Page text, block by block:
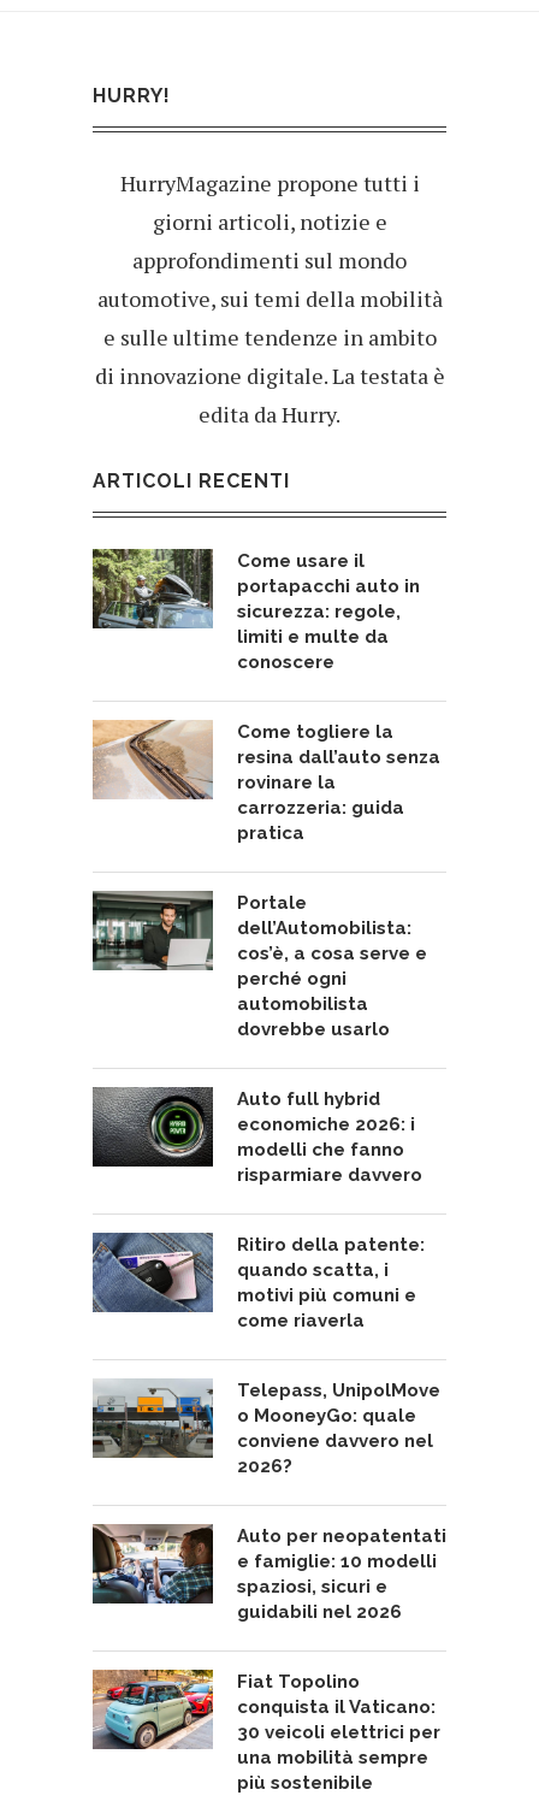
HURRY!
HurryMagazine propone tutti i
giorni articoli, notizie e
approfondimenti sul mondo
automotive, sui temi della mobilità
e sulle ultime tendenze in ambito
di innovazione digitale. La testata è
edita da Hurry.
ARTICOLI RECENTI
Come usare il
portapacchi auto in
sicurezza: regole,
limiti e multe da
conoscere
Come togliere la
resina dall’auto senza
rovinare la
carrozzeria: guida
pratica
Portale
dell’Automobilista:
cos’è, a cosa serve e
perché ogni
automobilista
dovrebbe usarlo
Auto full hybrid
economiche 2026: i
modelli che fanno
risparmiare davvero
Ritiro della patente:
quando scatta, i
motivi più comuni e
come riaverla
Telepass, UnipolMove
o MooneyGo: quale
conviene davvero nel
2026?
Auto per neopatentati
e famiglie: 10 modelli
spaziosi, sicuri e
guidabili nel 2026
Fiat Topolino
conquista il Vaticano:
30 veicoli elettrici per
una mobilità sempre
più sostenibile